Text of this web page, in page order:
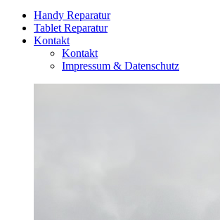
Handy Reparatur
Tablet Reparatur
Kontakt
Kontakt
Impressum & Datenschutz